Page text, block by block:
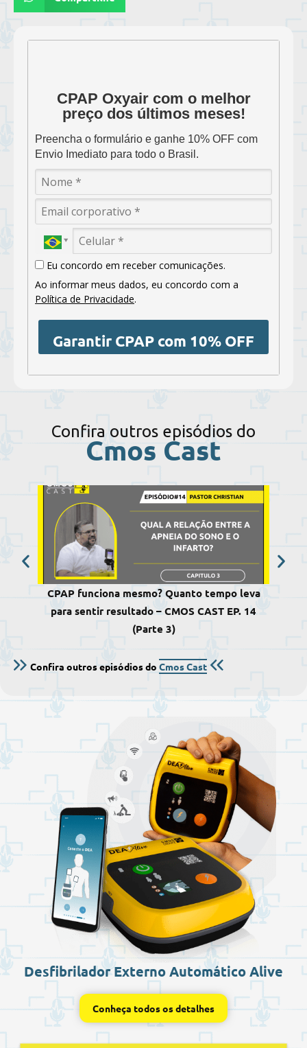
CPAP Oxyair com o melhor
preço dos últimos meses!
Preencha o formulário e ganhe 10% OFF com
Envio Imediato para todo o Brasil.
Eu concordo em receber comunicações.
Ao informar meus dados, eu concordo com a
Política de Privacidade.
Garantir CPAP com 10% OFF
Confira outros episódios do
Cmos Cast
CPAP funciona mesmo? Quanto tempo leva
para sentir resultado – CMOS CAST EP. 14
(Parte 3)
Confira outros episódios do Cmos Cast
Desfibrilador Externo Automático Alive
Conheça todos os detalhes